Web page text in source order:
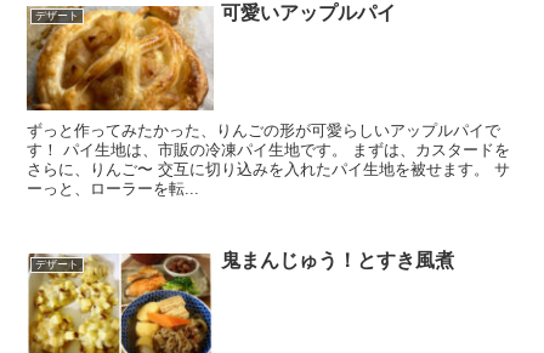
デザート 可愛いアップルパイ
ずっと作ってみたかった、りんごの形が可愛らしいアップルパイで
す！ パイ生地は、市販の冷凍パイ生地です。 まずは、カスタードを
さらに、りんご〜 交互に切り込みを入れたパイ生地を被せます。 サ
ーっと、ローラーを転...
デザート 鬼まんじゅう！とすき風煮